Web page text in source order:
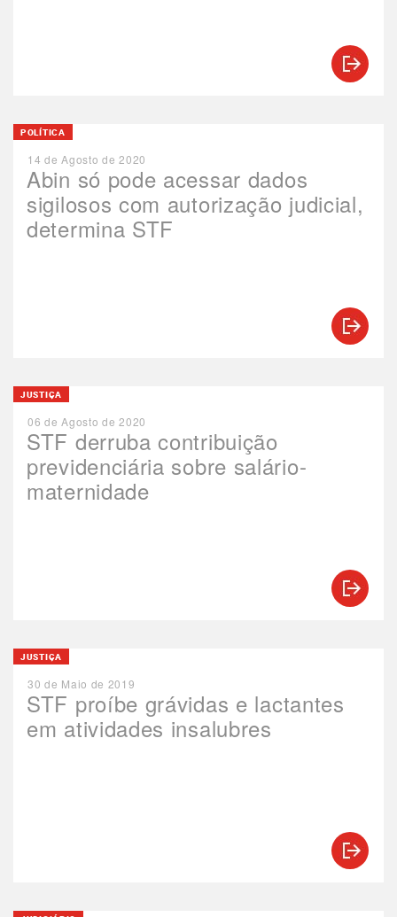
Abin só pode acessar dados
sigilosos com autorização judicial,
determina STF
POLÍTICA
14 de Agosto de 2020
STF derruba contribuição
previdenciária sobre salário-
maternidade
JUSTIÇA
06 de Agosto de 2020
STF proíbe grávidas e lactantes
em atividades insalubres
JUSTIÇA
30 de Maio de 2019